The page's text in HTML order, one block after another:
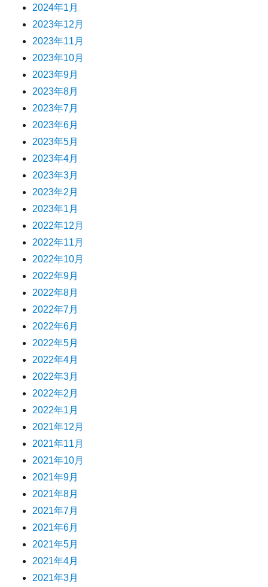
2024年1月
2023年12月
2023年11月
2023年10月
2023年9月
2023年8月
2023年7月
2023年6月
2023年5月
2023年4月
2023年3月
2023年2月
2023年1月
2022年12月
2022年11月
2022年10月
2022年9月
2022年8月
2022年7月
2022年6月
2022年5月
2022年4月
2022年3月
2022年2月
2022年1月
2021年12月
2021年11月
2021年10月
2021年9月
2021年8月
2021年7月
2021年6月
2021年5月
2021年4月
2021年3月